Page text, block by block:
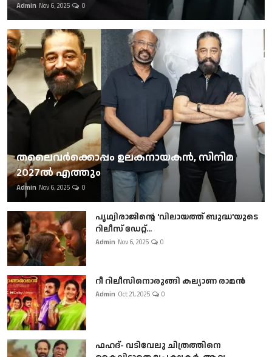
Admin Nov 6, 2025 0
തലൈവര്‍ക്കൊപ്പം ഉലകനായകന്‍, സിനിമ
2027ല്‍ എത്തും
Admin Nov 6, 2025 0
പൃഥ്വിരാജിന്റെ 'വിലായത്ത് ബുദ്ധ'യുടെ
റിലീസ് ഡേറ്റ്...
Admin Nov 6, 2025 0
റീ റിലീസിനൊരുങ്ങി കല്യാണ രാമൻ
Admin Oct 21, 2025 0
ഫഹദ്- വടിവേലു ചിത്രത്തിനെ